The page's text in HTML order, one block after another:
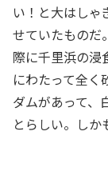
い！と大はしゃ
せていたものだ
際に千里浜の浸
にわたって全く
ダムがあって、
とらしい。しか